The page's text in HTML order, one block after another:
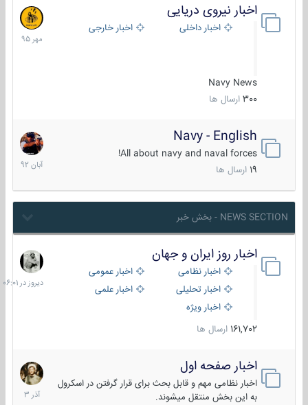
اخبار نیروی دریایی
اخبار داخلی اخبار خارجی
Navy News
300 ارسال ها
27
مهر
1395
Navy - English
All about navy and naval forces!
ارسال ها
22
آبان
1392
NEWS SECTION - بخش خبر
اخبار روز ایران و جهان
اخبار نظامی
اخبار عمومی
اخبار تحلیلی
اخبار علمی
اخبار ویژه
161,702 ارسال ها
دیروز
در
06:01
اخبار صفحه اول
اخبار نظامی مهم و قابل بحث برای قرار گرفتن در اسکرول
به این بخش منتقل میشوند.
7
آذر
1403